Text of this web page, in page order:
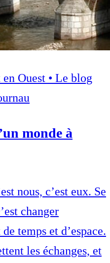
Ouest • Le blog
monde à
nous, c’est eux. Se
changer
temps et d’espace.
les échanges, et